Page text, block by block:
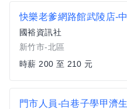
快樂老爹網路館武陵店-
國裕資訊社
新竹市-北區
時薪 200 至 210 元